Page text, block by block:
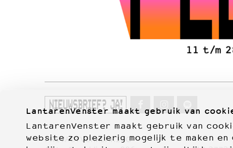
LantarenVenster maakt gebruik van
LantarenVenster maakt gebruik van
website zo plezierig mogelijk te maken
NIEUWSBRIEF? JA!
PRIVACYVERKLARING